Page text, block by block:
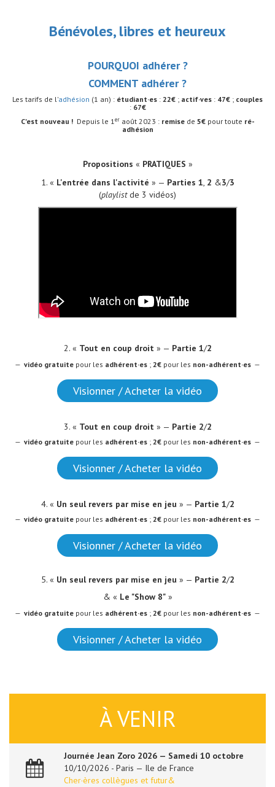
Bénévoles, libres et heureux
POURQUOI adhérer ?
COMMENT adhérer ?
Les tarifs de l'adhésion (1 an) : étudiant·es : 22€ ; actif·ves : 47€ ; couples
: 67€
C'est nouveau ! Depuis le 1eraoût 2023 : remise de 5€ pour toute ré-
adhésion
Propositions « PRATIQUES »
1. « L'entrée dans l'activité » — Parties 1, 2 &3/3
(playlistde 3 vidéos)
2. « Tout en coup droit » — Partie 1/2
— vidéo gratuite pour les adhérent·es ; 2€ pour les non-adhérent·es —
Visionner / Acheter la vidéo
3. « Tout en coup droit » — Partie 2/2
— vidéo gratuite pour les adhérent·es ; 2€ pour les non-adhérent·es —
Visionner / Acheter la vidéo
4. « Un seul revers par mise en jeu» — Partie 1/2
— vidéo gratuite pour les adhérent·es ; 2€ pour les non-adhérent·es —
Visionner / Acheter la vidéo
5. « Un seul revers par mise en jeu» — Partie 2/2
& « Le "Show 8"»
— vidéo gratuite pour les adhérent·es ; 2€ pour les non-adhérent·es —
Visionner / Acheter la vidéo
À VENIR
Journée Jean Zoro 2026 — Samedi 10 octobre
10/10/2026 - Paris — Ile de France
Cher·ères collègues et futur&